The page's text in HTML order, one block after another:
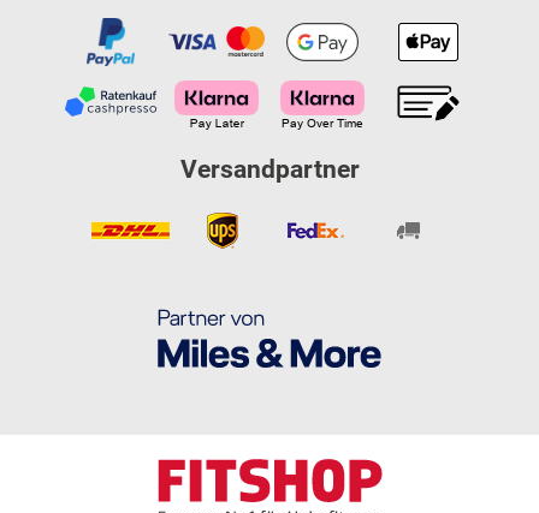
Versandpartner